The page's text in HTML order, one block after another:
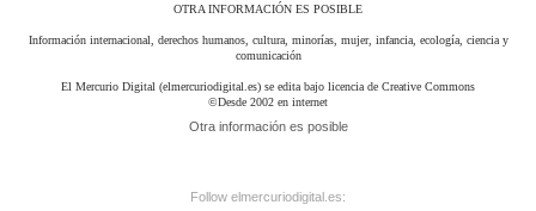
OTRA INFORMACIÓN ES POSIBLE
Información internacional, derechos humanos, cultura, minorías, mujer, infancia, ecología, ciencia y
comunicación
El Mercurio Digital (elmercuriodigital.es) se edita bajo licencia de Creative Commons
©Desde 2002 en internet
Otra información es posible
Follow elmercuriodigital.es: